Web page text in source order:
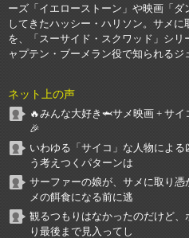
ーズ「イエローストーン」や映画「
してきたハッシー・ハリソン。サメ
を、「スーサイド・スクワッド」シ
ャプテン・ブーメラン役で知られるジ
ネット上の声
🔥みんな大好き🦈サメ映画 + サ
🎉
いわゆる「サイコ」な人物によ
う考えつくパターンは
サーファーの娘が、サメに取り
メの餌食になる前に逃
観るつもりはなかったのだけど
り最後まで見入ってし